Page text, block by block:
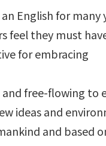
English for
they must
for embracing
free-flowing to
ideas and
and based